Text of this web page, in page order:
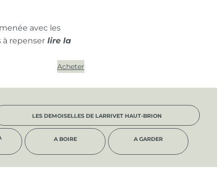
avec les
à repenser
Acheter
LES DEMOISELLES DE LARRIVET HAUT-BRION
A BOIRE A GARDER